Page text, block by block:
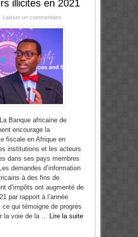
illicites en 2021
Laisser un commentaire
Banque africaine de
encourage la
fiscale en Afrique en
institutions et les acteurs
dans ses pays membres
demandes d’information
à des fins de
d’impôts ont augmenté de
par rapport à l’année
ce qui témoigne de progrès
la voie de la ... Lire la suite